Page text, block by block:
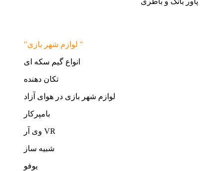
"لوازم شهر بازی "
انواع گیم سکه ای
تکان دهنده
لوازم شهر بازی در هوای آزاد
بامپرکار
وی آر VR
شبیه ساز
یوفو